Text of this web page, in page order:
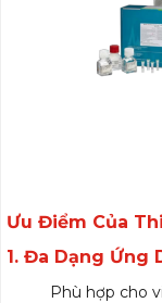
Ưu Điểm Của
1. Đa Dạng Ứng
Phù hợp cho